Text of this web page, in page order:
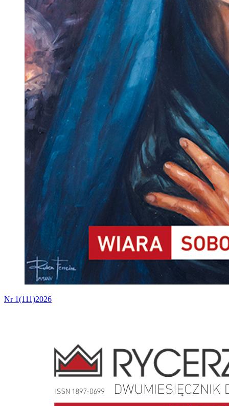
Nr 1(111)2026